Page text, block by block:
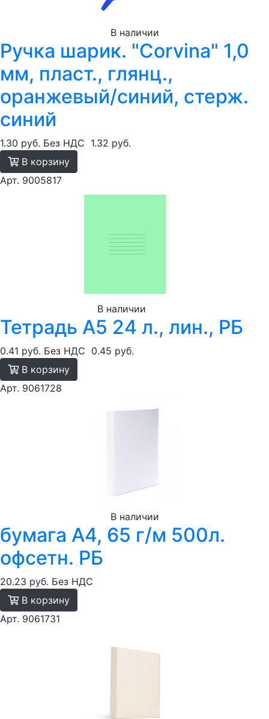
В наличии
Ручка шарик. "Corvina" 1,0
мм, пласт., глянц.,
оранжевый/синий, стерж.
синий
1.30 руб. Без НДС 1.32 руб.
В корзину
Арт. 9005817
В наличии
Тетрадь А5 24 л., лин., РБ
0.41 руб. Без НДС 0.45 руб.
В корзину
Арт. 9061728
В наличии
бумага A4, 65 г/м 500л.
офсетн. РБ
20.23 руб. Без НДС
В корзину
Арт. 9061731